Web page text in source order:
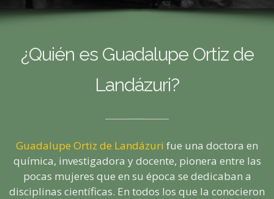
¿Quién es Guadalupe Ortiz de
Landázuri?
Guadalupe Ortiz de Landázuri fue una doctora en
química, investigadora y docente, pionera entre las
pocas mujeres que en su época se dedicaban a
disciplinas científicas. En todos los que la conocieron